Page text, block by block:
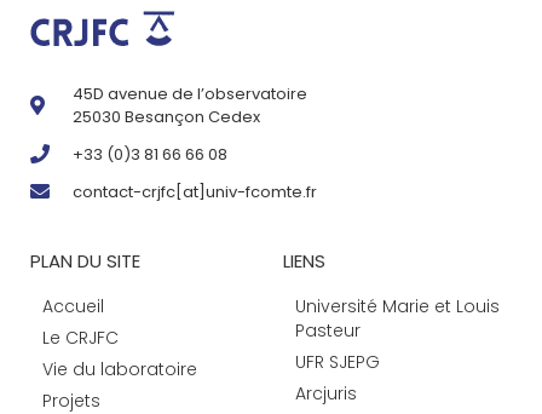
45D avenue de l’observatoire
25030 Besançon Cedex
+33 (0)3 81 66 66 08
contact-crjfc[at]univ-fcomte.fr
PLAN DU SITE
Accueil
Le CRJFC
Vie du laboratoire
Projets
LIENS
Université Marie et Louis
Pasteur
UFR SJEPG
Arcjuris